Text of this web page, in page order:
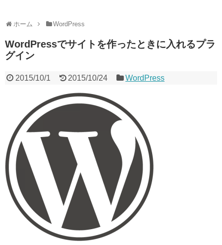
ホーム WordPress
WordPressでサイトを作ったときに入れるプラ
グイン
2015/10/1 2015/10/24 WordPress